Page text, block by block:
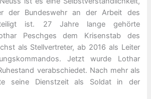
der Bundeswehr an der Arbeit des
ist. 27 Jahre lange gehörte
Peschges dem Krisenstab des
als Stellvertreter, ab 2016 als Leiter
Jetzt wurde Lothar
verabschiedet. Nach mehr als
seine Dienstzeit als Soldat in der